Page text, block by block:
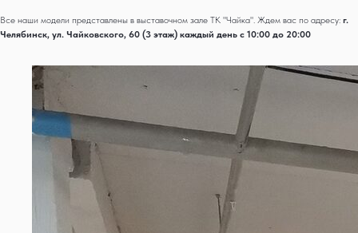
Все наши модели представлены в выставочном зале ТК "Чайка". Ждем вас по адресу: г.
Челябинск, ул. Чайковского, 60 (3 этаж) каждый день с 10:00 до 20:00